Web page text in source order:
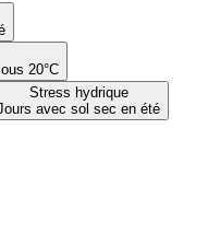
20°C
Stress hydrique
avec sol sec en été